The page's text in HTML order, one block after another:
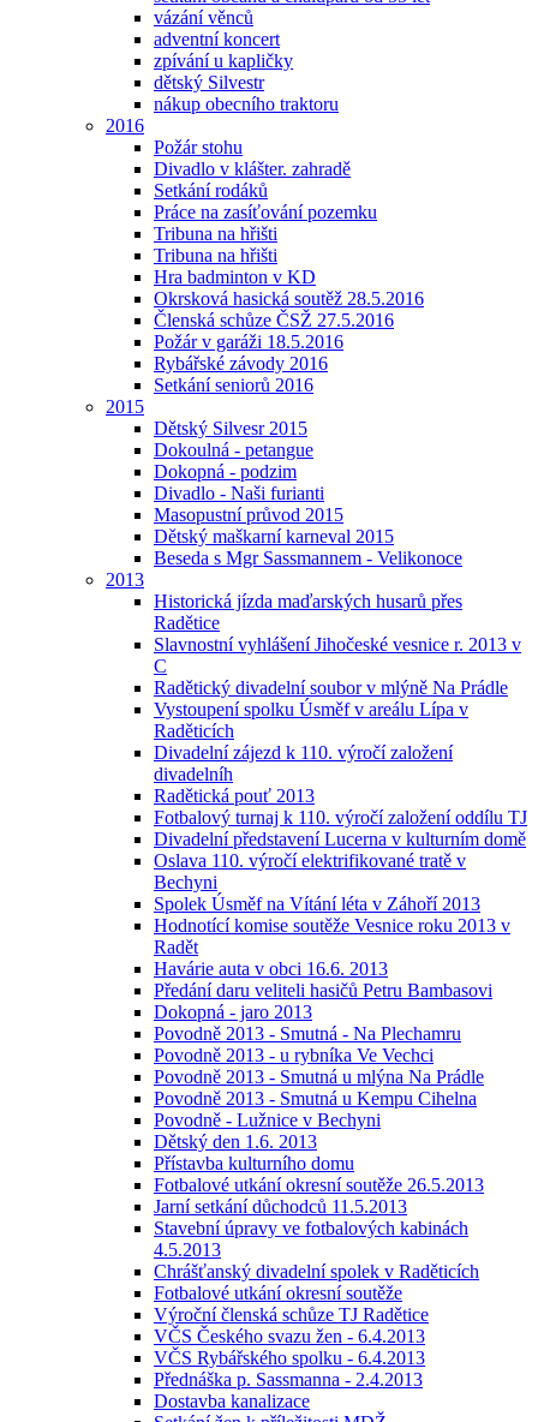
vázání věnců
adventní koncert
zpívání u kapličky
dětský Silvestr
nákup obecního traktoru
2016
Požár stohu
Divadlo v klášter. zahradě
Setkání rodáků
Práce na zasíťování pozemku
Tribuna na hřišti
Tribuna na hřišti
Hra badminton v KD
Okrsková hasická soutěž 28.5.2016
Členská schůze ČSŽ 27.5.2016
Požár v garáži 18.5.2016
Rybářské závody 2016
Setkání seniorů 2016
2015
Dětský Silvesr 2015
Dokoulná - petangue
Dokopná - podzim
Divadlo - Naši furianti
Masopustní průvod 2015
Dětský maškarní karneval 2015
Beseda s Mgr Sassmannem - Velikonoce
2013
Historická jízda maďarských husarů přes
Radětice
Slavnostní vyhlášení Jihočeské vesnice r. 2013 v
C
Radětický divadelní soubor v mlýně Na Prádle
Vystoupení spolku Úsměf v areálu Lípa v
Raděticích
Divadelní zájezd k 110. výročí založení
divadelníh
Radětická pouť 2013
Fotbalový turnaj k 110. výročí založení oddílu TJ
Divadelní představení Lucerna v kulturním domě
Oslava 110. výročí elektrifikované tratě v
Bechyni
Spolek Úsměf na Vítání léta v Záhoří 2013
Hodnotící komise soutěže Vesnice roku 2013 v
Radět
Havárie auta v obci 16.6. 2013
Předání daru veliteli hasičů Petru Bambasovi
Dokopná - jaro 2013
Povodně 2013 - Smutná - Na Plechamru
Povodně 2013 - u rybníka Ve Vechci
Povodně 2013 - Smutná u mlýna Na Prádle
Povodně 2013 - Smutná u Kempu Cihelna
Povodně - Lužnice v Bechyni
Dětský den 1.6. 2013
Přístavba kulturního domu
Fotbalové utkání okresní soutěže 26.5.2013
Jarní setkání důchodců 11.5.2013
Stavební úpravy ve fotbalových kabinách
4.5.2013
Chrášťanský divadelní spolek v Raděticích
Fotbalové utkání okresní soutěže
Výroční členská schůze TJ Radětice
VČS Českého svazu žen - 6.4.2013
VČS Rybářského spolku - 6.4.2013
Přednáška p. Sassmanna - 2.4.2013
Dostavba kanalizace